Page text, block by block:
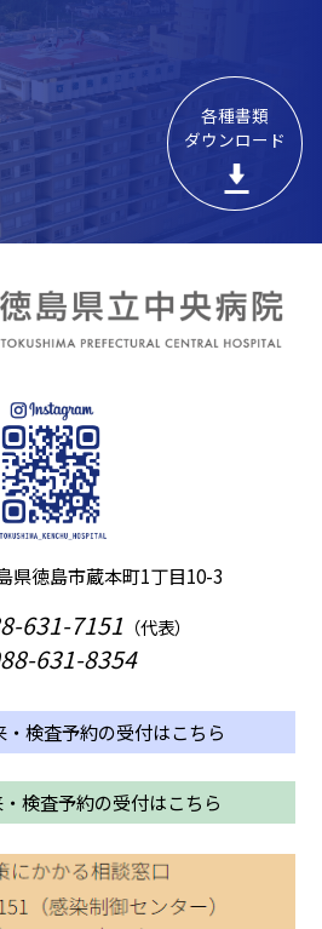
各種書類
ダウンロード
県徳島市蔵本町1丁目10-3
631-7151 （代表）
631-8354
検査予約の受付はこちら
検査予約の受付はこちら